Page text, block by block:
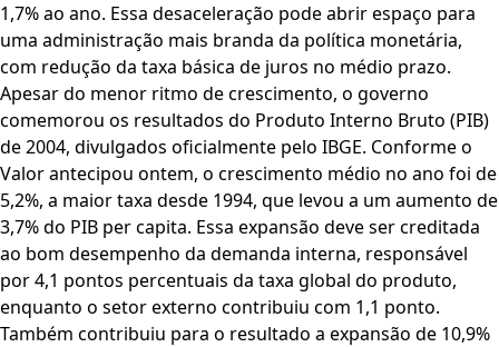
1,7% ao ano. Essa desaceleração pode abrir espaço para
uma administração mais branda da política monetária,
com redução da taxa básica de juros no médio prazo.
Apesar do menor ritmo de crescimento, o governo
comemorou os resultados do Produto Interno Bruto (PIB)
de 2004, divulgados oficialmente pelo IBGE. Conforme o
Valor antecipou ontem, o crescimento médio no ano foi de
5,2%, a maior taxa desde 1994, que levou a um aumento de
3,7% do PIB per capita. Essa expansão deve ser creditada
ao bom desempenho da demanda interna, responsável
por 4,1 pontos percentuais da taxa global do produto,
enquanto o setor externo contribuiu com 1,1 ponto.
Também contribuiu para o resultado a expansão de 10,9%